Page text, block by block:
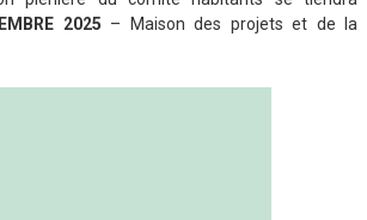
2025 – Maison des projets et de la